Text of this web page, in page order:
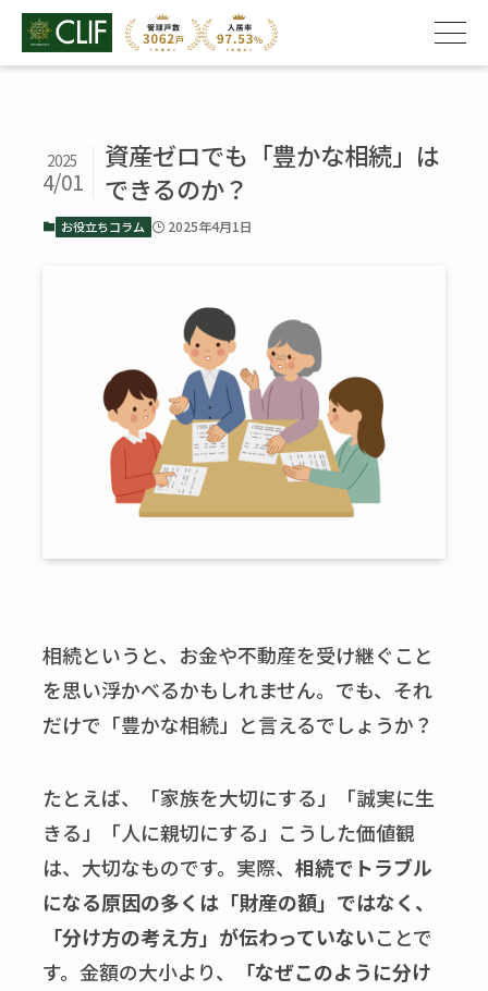
資産ゼロでも「豊かな相続」は
できるのか？
2025
4/01
お役立ちコラム 2025年4月1日
相続というと、お金や不動産を受け継ぐこと
を思い浮かべるかもしれません。でも、それ
だけで「豊かな相続」と言えるでしょうか？
たとえば、「家族を大切にする」「誠実に生
きる」「人に親切にする」こうした価値観
は、大切なものです。実際、 相続でトラブル
になる原因の多くは「財産の額」ではなく、
「分け方の考え方」が伝わっていないことで
す。金額の大小より、
「なぜこのように分け